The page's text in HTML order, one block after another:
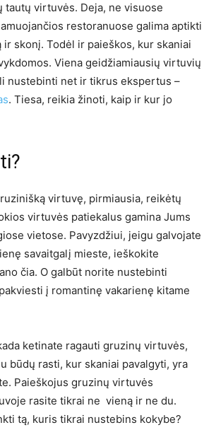
tautų virtuvės. Deja, ne visuose
restoranuose galima aptikti
ir skonį. Todėl ir paieškos, kur skaniai
Viena geidžiamiausių virtuvių
nustebinti net ir tikrus ekspertus –
. Tiesa, reikia žinoti, kaip ir kur jo
virtuvę, pirmiausia, reikėtų
virtuvės patiekalus gamina Jums
vietose. Pavyzdžiui, jeigu galvojate
savaitgalį mieste, ieškokite
čia. O galbūt norite nustebinti
į romantinę vakarienę kitame
ketinate ragauti gruzinų virtuvės,
būdų rasti, kur skaniai pavalgyti, yra
Paieškojus gruzinų virtuvės
rasite tikrai ne vieną ir ne du.
tą, kuris tikrai nustebins kokybe?